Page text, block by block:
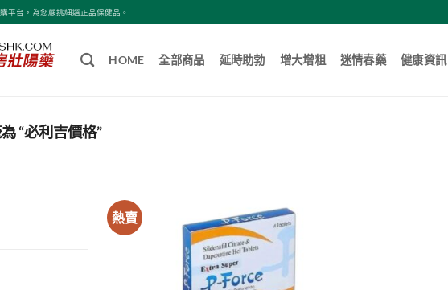
平台，為您嚴挑細選正品保健品。
HOME 全部商品 延時助勃 增大增粗 迷情春藥 健康資訊
“必利吉價格”
熱賣